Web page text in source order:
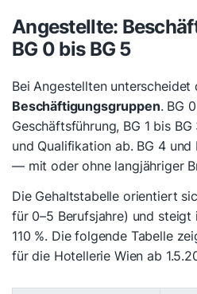
Angestellte:
BG 0 bis BG 5
Bei Angestellten unterscheidet
Beschäftigungsgruppen. BG
Geschäftsführung, BG 1 bis
und Qualifikation ab. BG 4
— mit oder ohne langjähriger
Die Gehaltstabelle orientiert
für 0–5 Berufsjahre) und
110 %. Die folgende Tabelle
für die Hotellerie Wien ab